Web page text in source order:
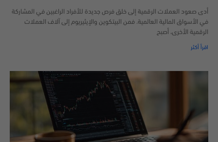
أدى صعود العملات الرقمية إلى خلق فرص جديدة للأفراد الراغبين في المشاركة
في الأسواق المالية العالمية. فمن البيتكوين والإيثيريوم إلى آلاف العملات
الرقمية الأخرى، أصبح
اقرأ أكثر